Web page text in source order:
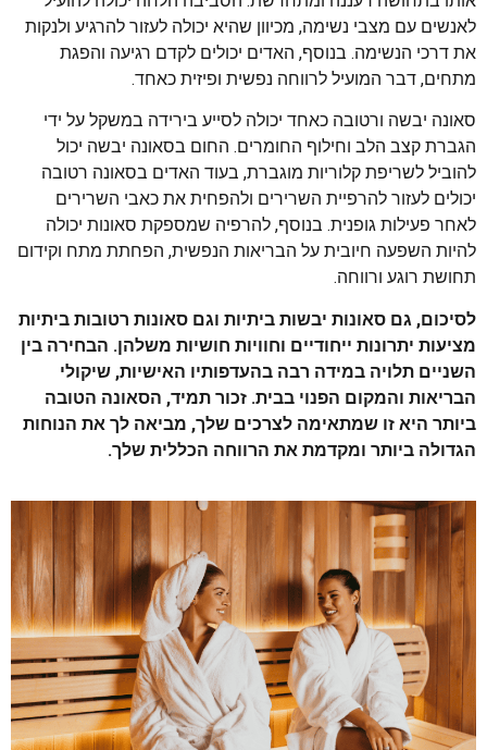
לאנשים עם מצבי נשימה, מכיוון שהיא יכולה לעזור להרגיע ולנקות
את דרכי הנשימה. בנוסף, האדים יכולים לקדם רגיעה והפגת
מתחים, דבר המועיל לרווחה נפשית ופיזית כאחד.
סאונה יבשה ורטובה כאחד יכולה לסייע בירידה במשקל על ידי
הגברת קצב הלב וחילוף החומרים. החום בסאונה יבשה יכול
להוביל לשריפת קלוריות מוגברת, בעוד האדים בסאונה רטובה
יכולים לעזור להרפיית השרירים ולהפחית את כאבי השרירים
לאחר פעילות גופנית. בנוסף, להרפיה שמספקת סאונות יכולה
להיות השפעה חיובית על הבריאות הנפשית, הפחתת מתח וקידום
תחושת רוגע ורווחה.
לסיכום, גם סאונות יבשות ביתיות וגם סאונות רטובות ביתיות
מציעות יתרונות ייחודיים וחוויות חושיות משלהן. הבחירה בין
השניים תלויה במידה רבה בהעדפותיו האישיות, שיקולי
הבריאות והמקום הפנוי בבית. זכור תמיד, הסאונה הטובה
ביותר היא זו שמתאימה לצרכים שלך, מביאה לך את הנוחות
הגדולה ביותר ומקדמת את הרווחה הכללית שלך.